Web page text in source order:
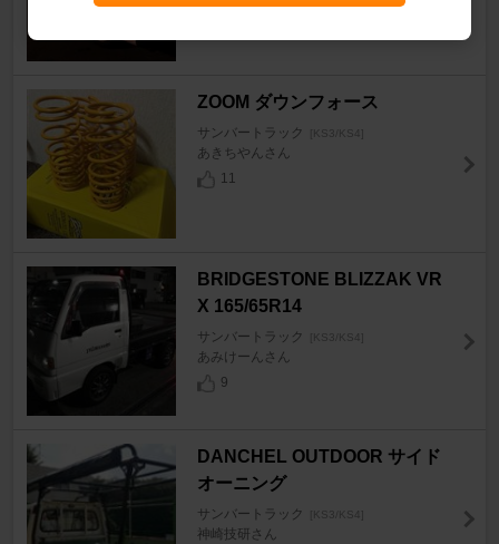
ZOOM ダウンフォース
サンバートラック [KS3/KS4]
あきちやんさん
11
BRIDGESTONE BLIZZAK VR
X 165/65R14
サンバートラック [KS3/KS4]
あみけーんさん
9
DANCHEL OUTDOOR サイド
オーニング
サンバートラック [KS3/KS4]
神崎技研さん